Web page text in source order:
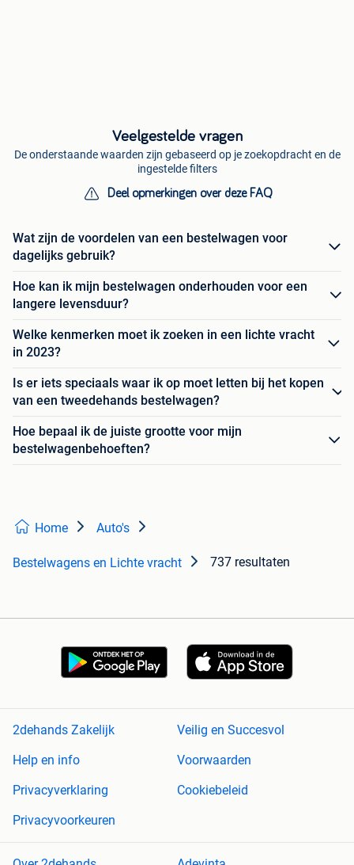
Veelgestelde vragen
De onderstaande waarden zijn gebaseerd op je zoekopdracht en de
ingestelde filters
Deel opmerkingen over deze FAQ
Wat zijn de voordelen van een bestelwagen voor
dagelijks gebruik?
Hoe kan ik mijn bestelwagen onderhouden voor een
langere levensduur?
Welke kenmerken moet ik zoeken in een lichte vracht
in 2023?
Is er iets speciaals waar ik op moet letten bij het kopen
van een tweedehands bestelwagen?
Hoe bepaal ik de juiste grootte voor mijn
bestelwagenbehoeften?
Home Auto's
Bestelwagens en Lichte vracht 737 resultaten
2dehands Zakelijk
Veilig en Succesvol
Help en info
Voorwaarden
Privacyverklaring
Cookiebeleid
Privacyvoorkeuren